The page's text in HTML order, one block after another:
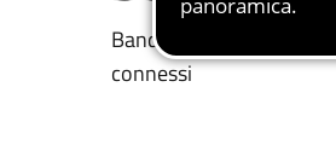
Dettaglio del documento
Bando di gara per
connessi